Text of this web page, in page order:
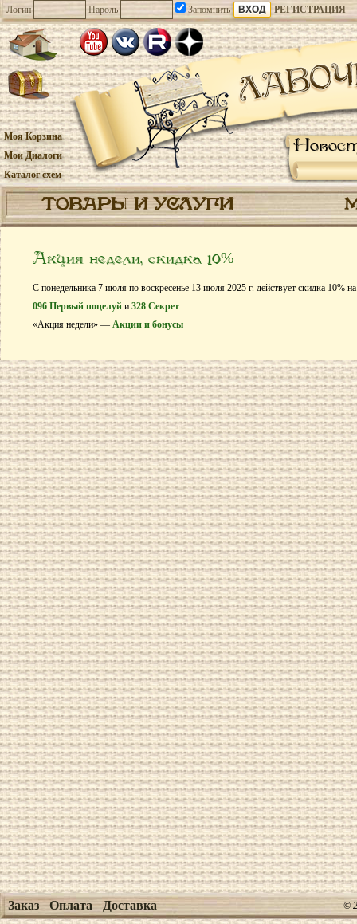
Логин Пароль Запомнить РЕГИСТРАЦИЯ
Моя Корзина
Мои Диалоги
Каталог схем
ТОВАРЫ И УСЛУГИ
Акция недели, скидка 10%
С понедельника 7 июля по воскресенье 13 июля 2025 г. действует скидка 10%
096 Первый поцелуй и 328 Секрет.
«Акция недели» — Акции и бонусы
Заказ Оплата Доставка ©